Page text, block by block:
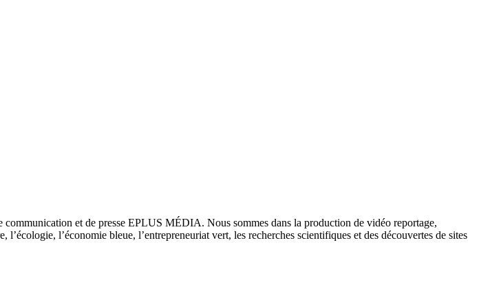
et de presse EPLUS MÉDIA. Nous sommes dans la production de vidéo reportage,
l’économie bleue, l’entrepreneuriat vert, les recherches scientifiques et des découvertes de sites